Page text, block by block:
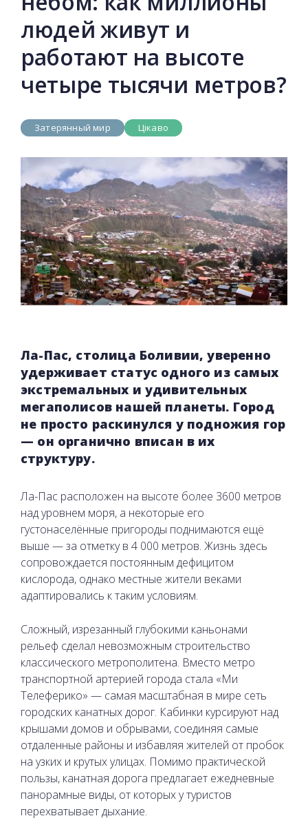
людей живут и
работают на высоте
четыре тысячи метров?
Затерянный мир Цікаво
Ла-Пас, столица Боливии, уверенно
удерживает статус одного из самых
экстремальных и удивительных
мегаполисов нашей планеты. Город
не просто раскинулся у подножия гор
— он органично вписан в их
структуру.
Ла-Пас расположен на высоте более 3600 метров
над уровнем моря, а некоторые его
густонаселённые пригороды поднимаются ещё
выше — за отметку в 4 000 метров. Жизнь здесь
сопровождается постоянным дефицитом
кислорода, однако местные жители веками
адаптировались к таким условиям.
Сложный, изрезанный глубокими каньонами
рельеф сделал невозможным строительство
классического метрополитена. Вместо метро
транспортной артерией города стала «Ми
Телеферико» — самая масштабная в мире сеть
городских канатных дорог. Кабинки курсируют над
крышами домов и обрывами, соединяя самые
отдаленные районы и избавляя жителей от пробок
на узких и крутых улицах. Помимо практической
пользы, канатная дорога предлагает ежедневные
панорамные виды, от которых у туристов
перехватывает дыхание.